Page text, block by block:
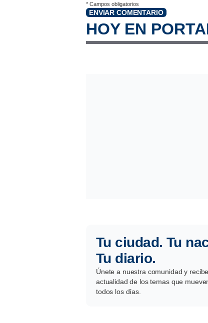
* Campos obligatorios
ENVIAR COMENTARIO
HOY EN
Tu ciudad. Tu
Tu diario.
Únete a nuestra comunidad y
actualidad de los temas que
todos los días.